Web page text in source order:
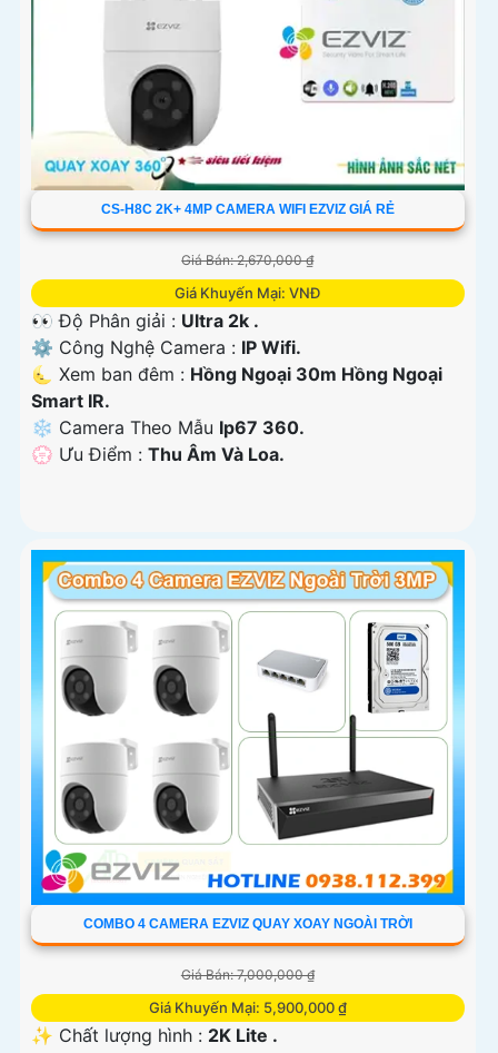
CS-H8C 2K+ 4MP CAMERA WIFI EZVIZ GIÁ RẺ
Giá Bán: 2,670,000 ₫
Giá Khuyến Mại: VNĐ
👀 Độ Phân giải : Ultra 2k .
⚙ Công Nghệ Camera : IP Wifi.
🌜 Xem ban đêm : Hồng Ngoại 30m Hồng Ngoại
Smart IR.
❄ Camera Theo Mẫu Ip67 360.
️💮 Ưu Điểm : Thu Âm Và Loa.
COMBO 4 CAMERA EZVIZ QUAY XOAY NGOÀI TRỜI
Giá Bán: 7,000,000 ₫
Giá Khuyến Mại: 5,900,000 ₫
✨ Chất lượng hình : 2K Lite .